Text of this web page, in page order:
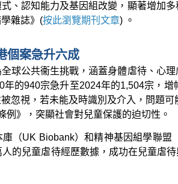
、認知能力及基因組改變，顯著增加
雜誌》(按此瀏覽期刊文章) 。
個案急升六成
球公共衞生挑戰，涵蓋身體虐待、心
的940宗急升至2024年的1,504宗，
忽視，若未能及時識別及介入，問題
例》，突顯社會對兒童保護的迫切性。
（UK Biobank）和精神基因組學聯
的兒童虐待經歷數據，成功在兒童虐